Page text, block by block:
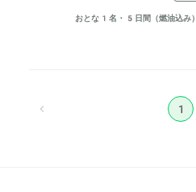
おとな1名・5日間（燃油込み）
1